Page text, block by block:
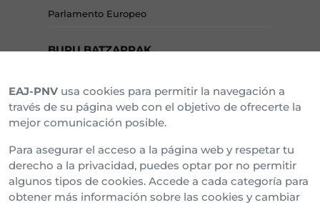
Parlamento Europeo
BURU BATZARRAK
Araba Buru Batzar
Bizkai Buru Batzar
Gipuzko Buru Batzar
Ipar Buru Batzar
EAJ-PNV usa cookies para permitir la navegación a
través de su página web con el objetivo de ofrecerte la
mejor comunicación posible.
Para asegurar el acceso a la página web y respetar tu
derecho a la privacidad, puedes optar por no permitir
algunos tipos de cookies. Accede a cada categoría para
obtener más información sobre las cookies y cambiar